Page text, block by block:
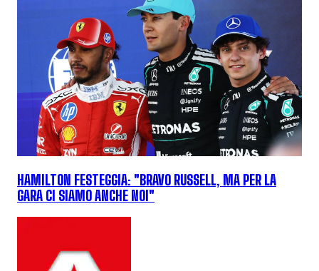
HAMILTON FESTEGGIA: "BRAVO RUSSELL, MA PER LA
GARA CI SIAMO ANCHE NOI"